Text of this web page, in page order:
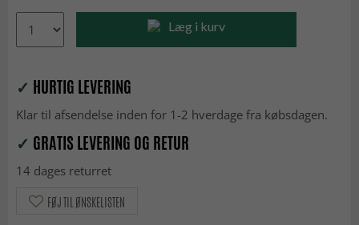
Læg i kurv
✓ HURTIG LEVERING
Klar til afsendelse inden for 1-2 hverdage fra købsdagen.
✓ GRATIS LEVERING OG RETUR
14 dages returret
FØJ TIL ØNSKELISTEN